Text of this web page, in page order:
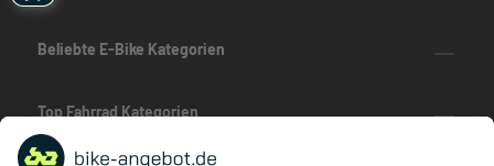
Beliebte E-Bike Kategorien
Top Fahrrad Kategorien